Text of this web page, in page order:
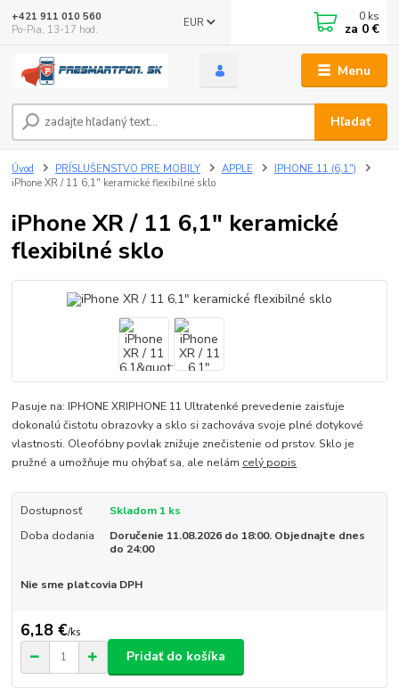
Menu
EUR
Hľadať
+421 911 010 560
Po-Pia, 13-17 hod.
0 ks
za 0 €
Úvod PRÍSLUŠENSTVO PRE MOBILY APPLE
IPHONE 11 (6,1")
iPhone XR / 11 6,1" keramické flexibilné sklo
iPhone XR / 11 6,1" keramické
flexibilné sklo
Pasuje na: IPHONE XRIPHONE 11 Ultratenké prevedenie zaisťuje
dokonalú čistotu obrazovky a sklo si zachováva svoje plné dotykové
vlastnosti. Oleofóbny povlak znižuje znečistenie od prstov. Sklo je
pružné a umožňuje mu ohýbať sa, ale nelám celý popis
Dostupnosť
Skladom 1 ks
Doba dodania
Doručenie 11.08.2026 do 18:00. Objednajte dnes
do 24:00
Nie sme platcovia DPH
6,18 €/ks
Pridať do košíka